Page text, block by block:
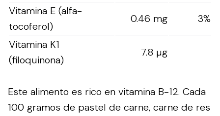
Vitamina E (alfa-
tocoferol)
0.46 mg 3%
Vitamina K1
(filoquinona)
7.8 µg
Este alimento es rico en vitamina B-12. Cada
100 gramos de pastel de carne, carne de res